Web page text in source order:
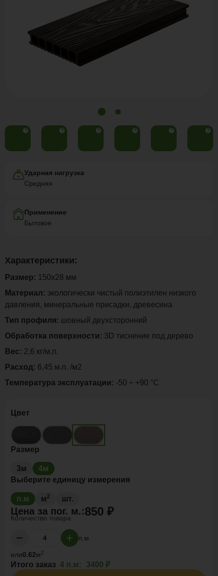
? ? ? ? ? ?
Цвет
Размер
3м
4м
Выберите единицу измерения
п.м м2 шт.
Цена за пог. м.:850 ₽
Количество товара:
п.м
или0.62м2
Итого заказ 4 п.м: 3400 ₽
Ударная нагрузка
Средняя
Применение
Бытовое
Характеристики:
Размер: 150х28 мм
Материал: экологически чистый полиэтилен низкого
давления, минеральные присадки, древесина
Тип профиля: шовный двухсторонний
Обработка поверхности: 3D тиснение под дерево
Вес: 2,6 кг/м.п.
Расход: 6,45 м.п. /м2
Температура эксплуатации: -50 ÷ +90 °C